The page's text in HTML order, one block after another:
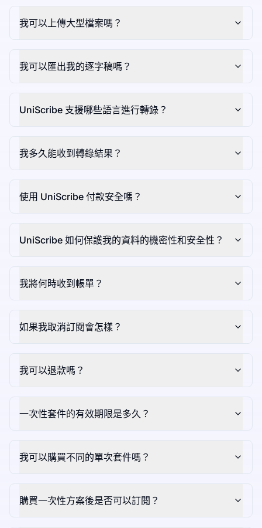
我可以上傳大型檔案嗎？
我可以匯出我的逐字稿嗎？
UniScribe 支援哪些語言進行轉錄？
我多久能收到轉錄結果？
使用 UniScribe 付款安全嗎？
UniScribe 如何保護我的資料的機密性和安全性？
我將何時收到帳單？
如果我取消訂閱會怎樣？
我可以退款嗎？
一次性套件的有效期限是多久？
我可以購買不同的單次套件嗎？
購買一次性方案後是否可以訂閱？